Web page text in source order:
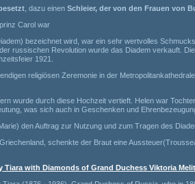
, dazu einen Schleier, der von den Frauen von
Carol war
bezeichnet wird, war ein sehr wertvolles
russischen Revolution wurde das Diadem verkauft.
1921
religiösen Zeremonie in der
wurde durch diese Hochzeit vertieft. Helen war
was sich auch in Geschenken und
den Auftrag zur Nutzung und zum Tragen des
schenkte der Braut eine
Tiara with Diamonds of Grand Duchess Viktoria